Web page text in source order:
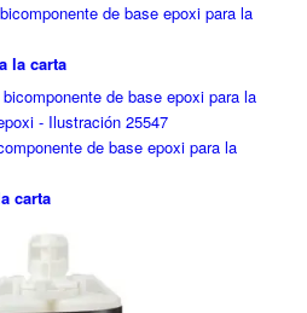
de base epoxi para la
la carta
de base epoxi para la
carta